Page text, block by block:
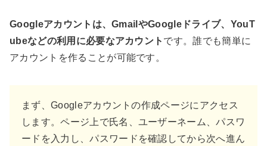
Googleアカウントは、GmailやGoogleドライブ、YouT
ubeなどの利用に必要なアカウント です。誰でも簡単に
アカウントを作ることが可能です。
まず、Googleアカウントの作成ページにアクセス
します。ページ上で氏名、ユーザーネーム、パスワ
ードを入力し、パスワードを確認してから次へ進ん